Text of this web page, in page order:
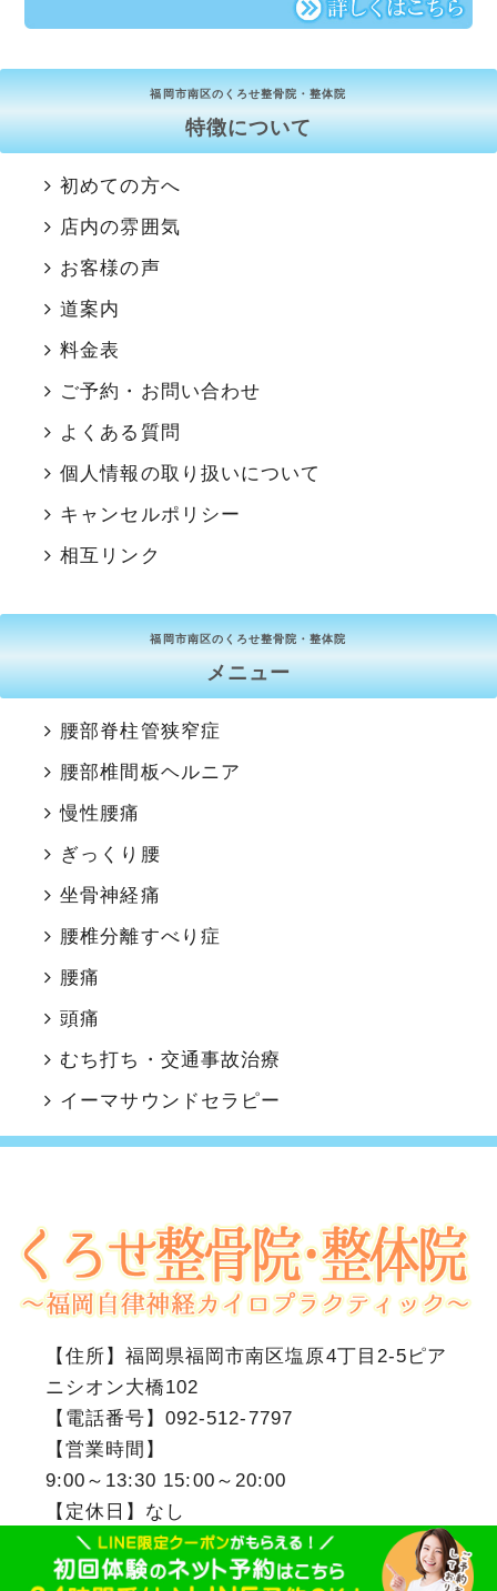
福岡市南区のくろせ整骨院・整体院
特徴について
初めての方へ
店内の雰囲気
お客様の声
道案内
料金表
ご予約・お問い合わせ
よくある質問
個人情報の取り扱いについて
キャンセルポリシー
相互リンク
福岡市南区のくろせ整骨院・整体院
メニュー
腰部脊柱管狭窄症
腰部椎間板ヘルニア
慢性腰痛
ぎっくり腰
坐骨神経痛
腰椎分離すべり症
腰痛
頭痛
むち打ち・交通事故治療
イーマサウンドセラピー
【住所】 福岡県福岡市南区塩原4丁目2-5ピア
ニシオン大橋102
【電話番号】092-512-7797
【営業時間】
9:00～13:30 15:00～20:00
【定休日】なし
Copyright(c)2018
.All Right Reserved.Design by (株)ゆいまーる
相互リンク